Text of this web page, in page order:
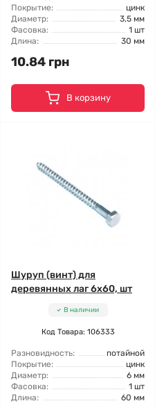
Покрытие:
цинк
Диаметр:
3,5 мм
Фасовка:
1 шт
Длина:
30 мм
10.84 грн
В корзину
Шуруп (винт) для
деревянных лаг 6x60, шт
В наличии
Код Товара: 106333
Разновидность:
потайной
Покрытие:
цинк
Диаметр:
6 мм
Фасовка:
1 шт
Длина:
60 мм